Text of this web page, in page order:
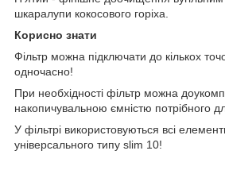
шкаралупи кокосового горіха.
Корисно знати
Фільтр можна підключати до кількох
одночасно!
При необхідності фільтр можна
накопичувальною ємністю потрібного
У фільтрі використовуються всі
універсального типу slim 10!